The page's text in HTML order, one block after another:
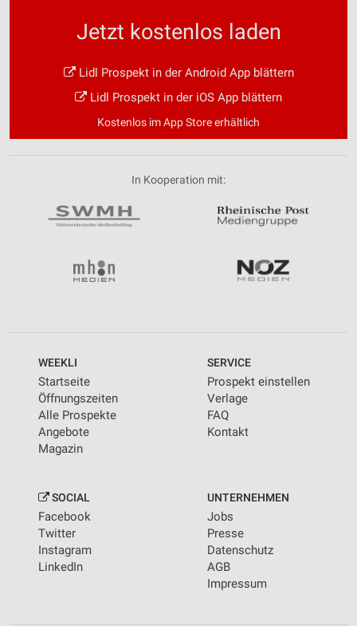
Jetzt kostenlos laden
Lidl Prospekt in der Android App blättern
Lidl Prospekt in der iOS App blättern
Kostenlos im App Store erhältlich
In Kooperation mit:
WEEKLI
Startseite
Öffnungszeiten
Alle Prospekte
Angebote
Magazin
SERVICE
Prospekt einstellen
Verlage
FAQ
Kontakt
SOCIAL
Facebook
Twitter
Instagram
LinkedIn
UNTERNEHMEN
Jobs
Presse
Datenschutz
AGB
Impressum